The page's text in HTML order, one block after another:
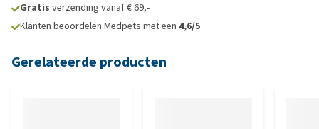
Gratis verzending vanaf € 69,-
Klanten beoordelen Medpets met een 4,6/5
Gerelateerde producten